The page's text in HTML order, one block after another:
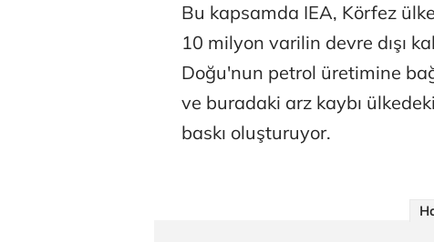
Bu kapsamda IEA, Körfez
10 milyon varilin devre dışı
Doğu'nun petrol üretimine
ve buradaki arz kaybı
baskı oluşturuyor.